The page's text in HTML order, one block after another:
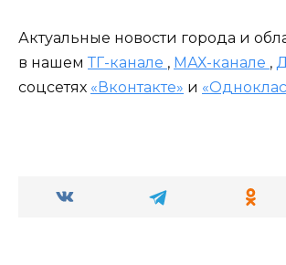
Актуальные новости города и
в нашем ТГ-канале , МАХ-канале ,
соцсетях «Вконтакте» и